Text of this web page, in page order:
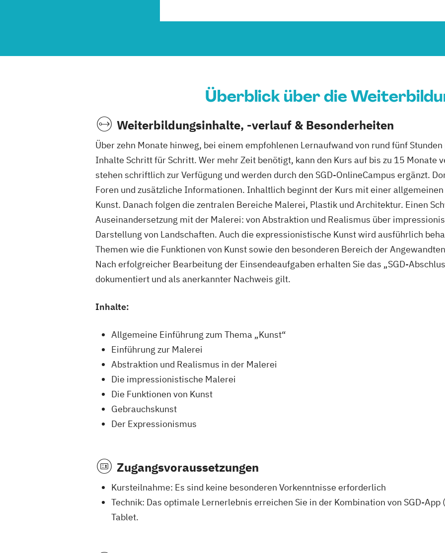
Überblick über die
Weiterbildungsinhalte, -verlauf & Besonderheiten
Über zehn Monate hinweg, bei einem empfohlenen Lernaufwand von rund fünf
Inhalte Schritt für Schritt. Wer mehr Zeit benötigt, kann den Kurs auf bis zu 15 Monate
stehen schriftlich zur Verfügung und werden durch den SGD-OnlineCampus ergänzt.
Foren und zusätzliche Informationen. Inhaltlich beginnt der Kurs mit einer
Kunst. Danach folgen die zentralen Bereiche Malerei, Plastik und Architektur. Einen
Auseinandersetzung mit der Malerei: von Abstraktion und Realismus über
Darstellung von Landschaften. Auch die expressionistische Kunst wird ausführlich
Themen wie die Funktionen von Kunst sowie den besonderen Bereich der
Nach erfolgreicher Bearbeitung der Einsendeaufgaben erhalten Sie das „SGD-
dokumentiert und als anerkannter Nachweis gilt.
Inhalte:
Allgemeine Einführung zum Thema „Kunst“
Einführung zur Malerei
Abstraktion und Realismus in der Malerei
Die impressionistische Malerei
Die Funktionen von Kunst
Gebrauchskunst
Der Expressionismus
Zugangsvoraussetzungen
Kursteilnahme: Es sind keine besonderen Vorkenntnisse erforderlich
Technik: Das optimale Lernerlebnis erreichen Sie in der Kombination von SGD-App
Tablet.